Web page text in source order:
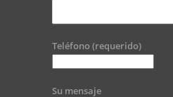
Teléfono (requerido)
Su mensaje